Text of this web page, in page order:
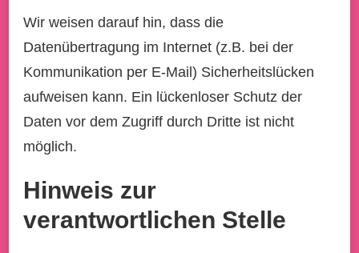
Wir weisen darauf hin, dass die
Datenübertragung im Internet (z.B. bei der
Kommunikation per E-Mail) Sicherheitslücken
aufweisen kann. Ein lückenloser Schutz der
Daten vor dem Zugriff durch Dritte ist nicht
möglich.
Hinweis zur
verantwortlichen Stelle